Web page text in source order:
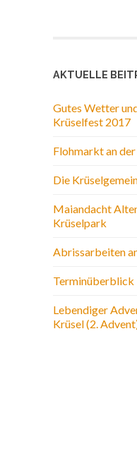
AKTUELLE
Gutes Wetter
Krüselfest 2017
Flohmarkt an
Die
Maiandacht
Krüselpark
Abrissarbeiten
Terminüberblick
Lebendiger
Krüsel (2.